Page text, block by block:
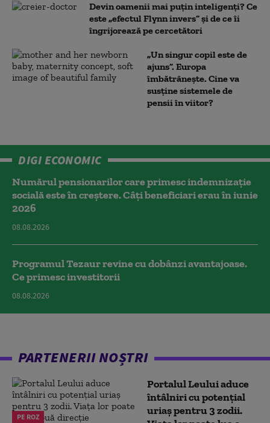
Devin oamenii mai puțin inteligenți? Ce
este „efectul Flynn invers” și de ce îi
îngrijorează pe cercetători
„Un singur copil este de
ajuns”. Europa
îmbătrânește. Cine va
susține sistemele de
pensii în viitor?
DIGI ECONOMIC
Numărul pensionarilor care primesc indemnizaţie
socială este în creștere. Câți beneficiari erau în iunie
2026
08.08.2026
Programul Tezaur revine cu dobânzi avantajoase.
Ce primesc investitorii
08.08.2026
PARTENERII NOȘTRI
PE ROZ
Portalul Leului aduce
întâlniri cu potențial
uriaș pentru 3 zodii.